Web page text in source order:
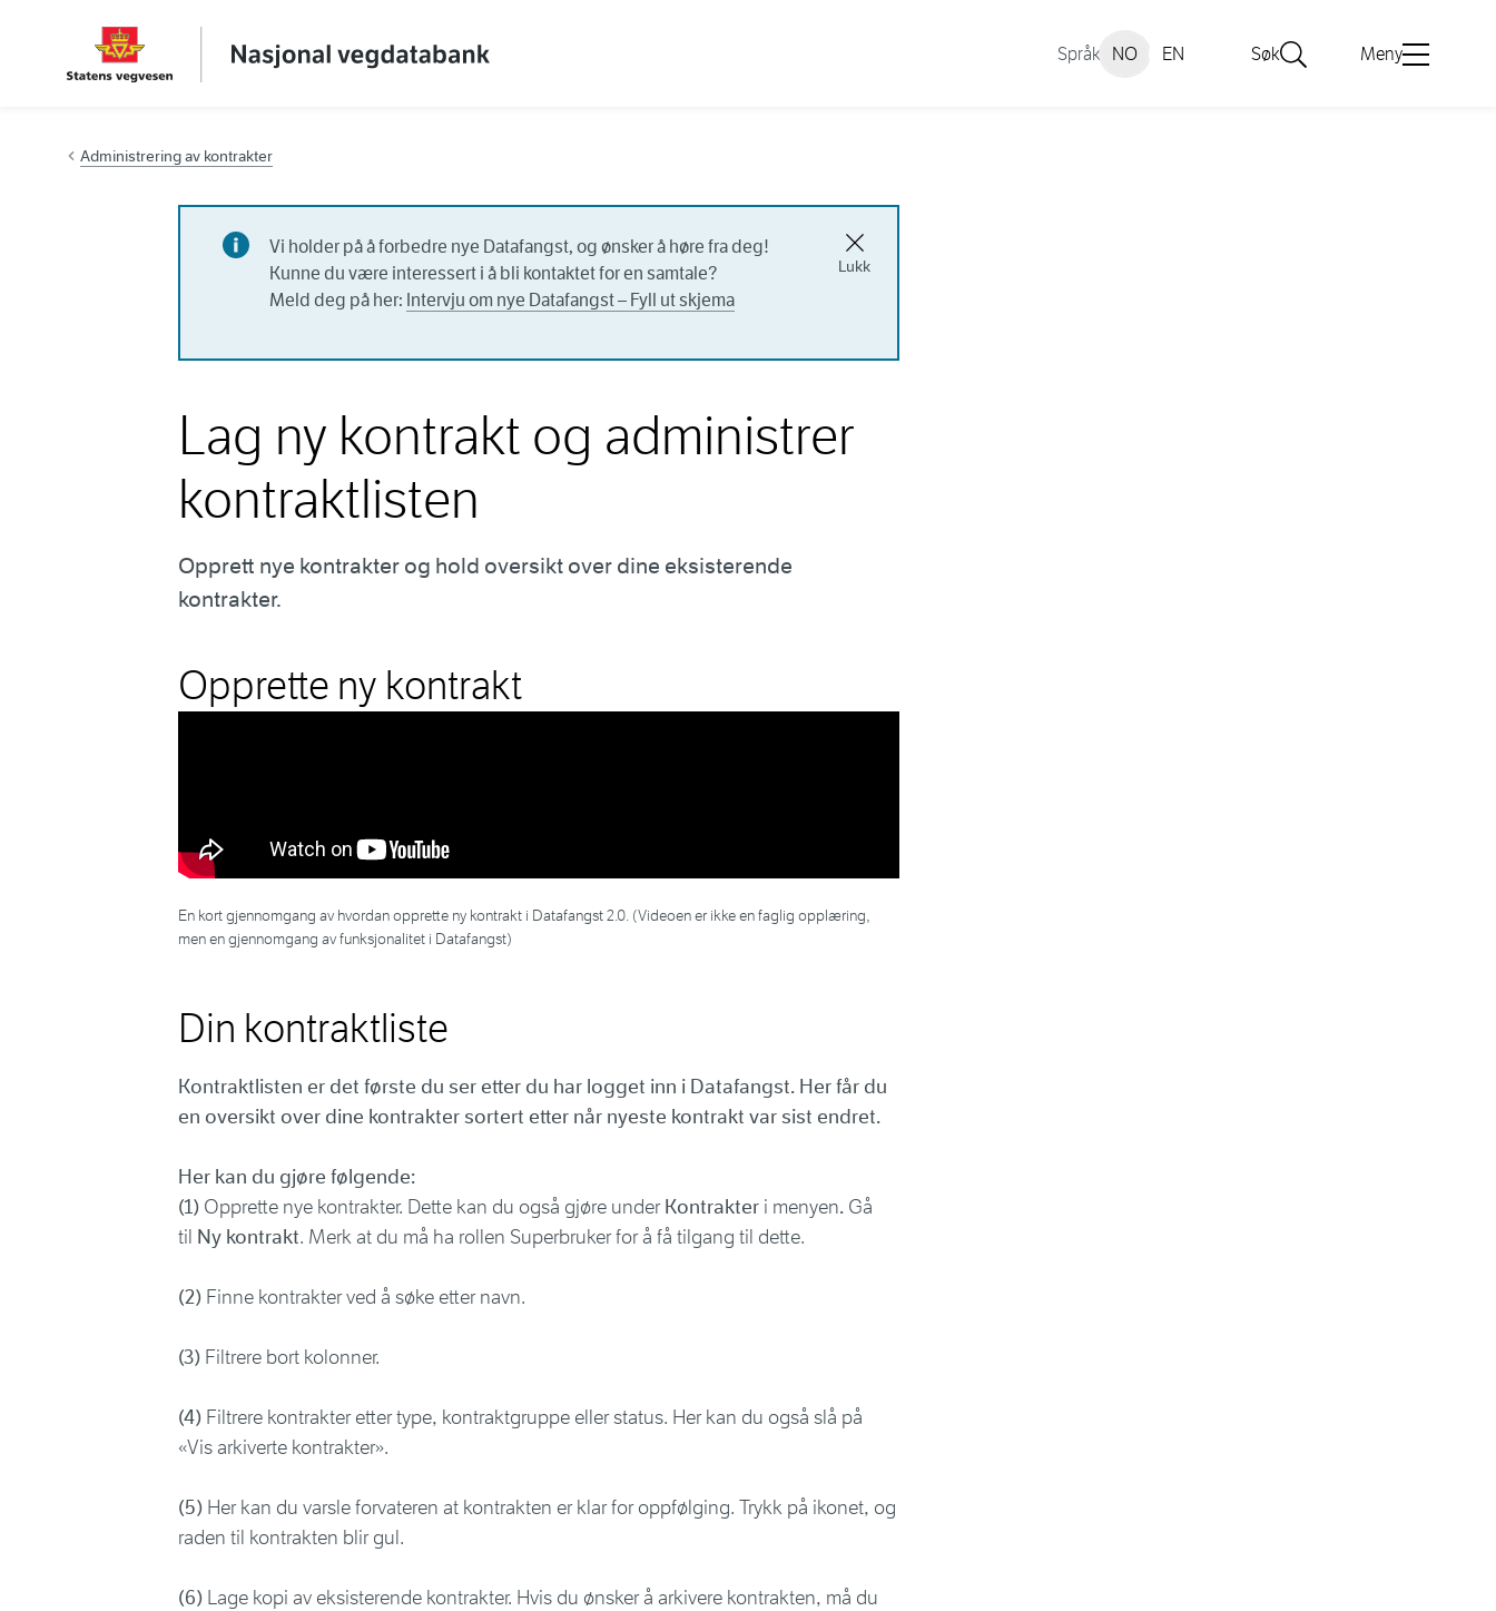
Hopp til innhold
Språk NO EN Søk Meny
Administrering av kontrakter
Vi holder på å forbedre nye Datafangst, og ønsker å høre fra deg!
Kunne du være interessert i å bli kontaktet for en samtale?
Meld deg på her: Intervju om nye Datafangst – Fyll ut skjema
Lukk
Lag ny kontrakt og administrer
kontraktlisten
Opprett nye kontrakter og hold oversikt over dine eksisterende
kontrakter.
Opprette ny kontrakt
En kort gjennomgang av hvordan opprette ny kontrakt i Datafangst 2.0. (Videoen er ikke en faglig opplæring,
men en gjennomgang av funksjonalitet i Datafangst)
Din kontraktliste
Kontraktlisten er det første du ser etter du har logget inn i Datafangst. Her får du
en oversikt over dine kontrakter sortert etter når nyeste kontrakt var sist endret.
Her kan du gjøre følgende:
(1) Opprette nye kontrakter. Dette kan du også gjøre underKontrakter i menyen. Gå
til Ny kontrakt. Merk at du må ha rollen Superbruker for å få tilgang til dette.
(2) Finne kontrakter ved å søke etter navn.
(3) Filtrere bort kolonner.
(4) Filtrere kontrakter etter type, kontraktgruppe eller status. Her kan du også slå på
«Vis arkiverte kontrakter».
(5) Her kan du varsle forvateren at kontrakten er klar for oppfølging. Trykk på ikonet, og
raden til kontrakten blir gul.
(6) Lage kopi av eksisterende kontrakter. Hvis du ønsker å arkivere kontrakten, må du